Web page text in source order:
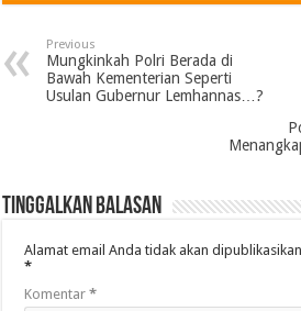
Previous
Mungkinkah Polri Berada di
Bawah Kementerian Seperti
Usulan Gubernur Lemhannas…?
Tinggalkan Balasan
Alamat email Anda tidak akan
*
Komentar*